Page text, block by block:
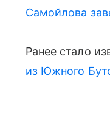
Самойлова
Ранее стало
из Южного